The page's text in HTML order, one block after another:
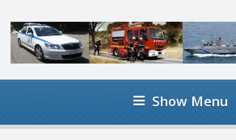
Show Menu